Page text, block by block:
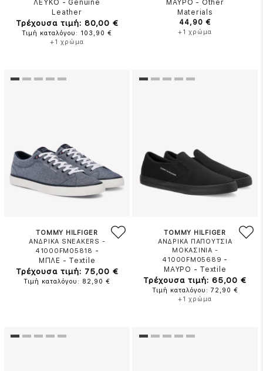
ΛΕΥΚΟ - Genuine
Leather
Τρέχουσα τιμή: 80,00 €
Τιμή καταλόγου: 103,90 €
+1 χρώμα
ΜΑΥΡΟ - Other
Materials
44,90 €
+1 χρώμα
TOMMY HILFIGER
ΑΝΔΡΙΚΑ SNEAKERS -
41000FM05818 -
ΜΠΛΕ - Textile
Τρέχουσα τιμή: 75,00 €
Τιμή καταλόγου: 82,90 €
TOMMY HILFIGER
ΑΝΔΡΙΚΑ ΠΑΠΟΥΤΣΙΑ
ΜΟΚΑΣΙΝΙΑ -
41000FM05689 -
ΜΑΥΡΟ - Textile
Τρέχουσα τιμή: 65,00 €
Τιμή καταλόγου: 72,90 €
+1 χρώμα